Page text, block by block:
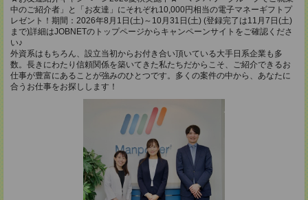
中のご紹介者」と「お友達」にそれぞれ10,000円相当の電子マネーギフトプ
レゼント！期間：2026年8月1日(土)～10月31日(土) (登録完了は11月7日(土)
まで)詳細はJOBNETのトップページからキャンペーンサイトをご確認くださ
い♪
外資系はもちろん、設立当初からお付き合い頂いている大手日系企業も多
数。長きにわたり信頼関係を築いてきた私たちだからこそ、ご紹介できるお
仕事が豊富にあることが強みのひとつです。多くの案件の中から、あなたに
合うお仕事をお探しします！